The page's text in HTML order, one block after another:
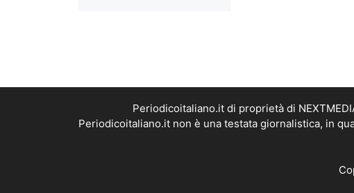
Periodicoitaliano.it di proprietà di
Periodicoitaliano.it non è una testata giornalistica, in